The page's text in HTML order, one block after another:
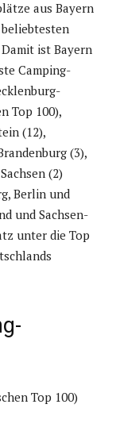
aus Bayern
ist Bayern
Camping-
Top 100),
(12),
(3),
(2)
Berlin und
und Sachsen-
unter die Top
Top 100)